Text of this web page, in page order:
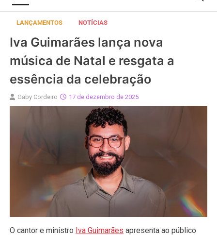
LANÇAMENTOS NOTÍCIAS
Iva Guimarães lança nova
música de Natal e resgata a
essência da celebração
Gaby Cordeiro 17 de dezembro de 2025
O cantor e ministro Iva Guimarães apresenta ao público